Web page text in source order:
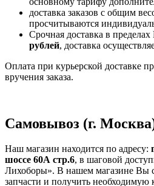
доставка заказов с общим
просчитываются
Срочная доставка в
рублей, доставка
Оплата при курьерской доставке
вручения заказа.
Самовывоз (г.
Наш магазин находится по адресу:
шоссе 60А стр.6, в шаговой
Лихоборы». В нашем магазине Вы
запчасти и получить необходимую